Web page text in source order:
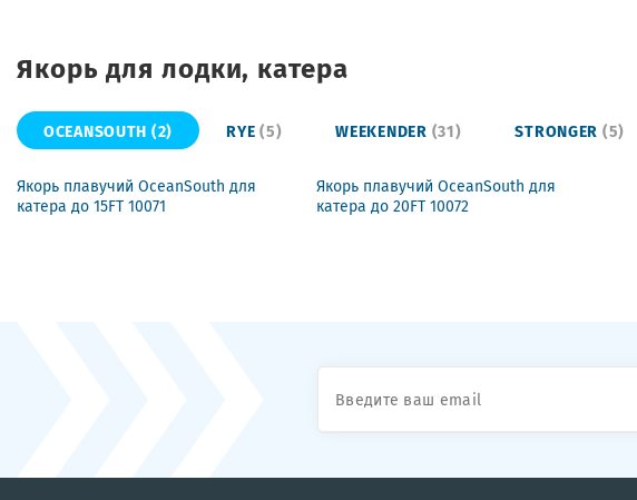
Якорь для лодки, катера
OCEANSOUTH (2) RYE(5) WEEKENDER (31) STRONGER (5)
Якорь плавучий OceanSouth для
катера до 15FT 10071
Якорь плавучий OceanSouth для
катера до 20FT 10072